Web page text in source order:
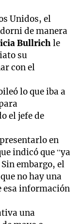
Unidos, el
de manera
Bullrichle
su
con el
lo que iba a
el jefe de
en
indicó que “ya
embargo, el
no hay una
esa información
una